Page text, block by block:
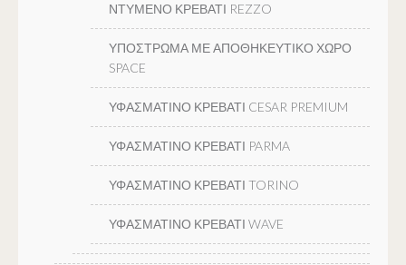
ΝΤΥΜΕΝΟ ΚΡΕΒΑΤΙ REZZO
ΥΠΟΣΤΡΩΜΑ ΜΕ ΑΠΟΘΗΚΕΥΤΙΚΟ ΧΩΡΟ
SPACE
ΥΦΑΣΜΑΤΙΝΟ ΚΡΕΒΑΤΙ CESAR PREMIUM
ΥΦΑΣΜΑΤΙΝΟ ΚΡΕΒΑΤΙ PARMA
ΥΦΑΣΜΑΤΙΝΟ ΚΡΕΒΑΤΙ TORINO
ΥΦΑΣΜΑΤΙΝΟ ΚΡΕΒΑΤΙ WAVE